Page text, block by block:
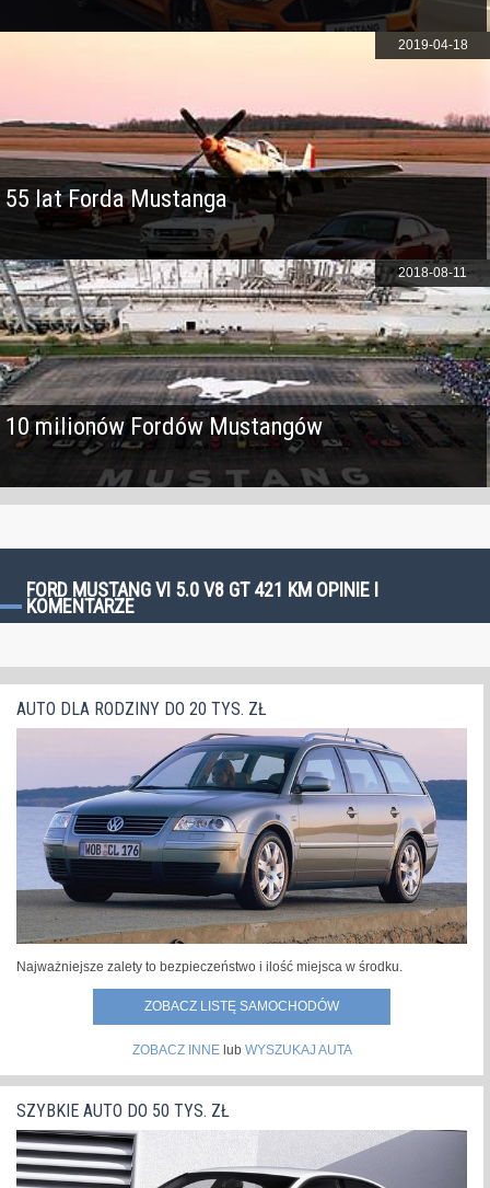
55 lat Forda Mustanga
2019-04-18
10 milionów Fordów Mustangów
2018-08-11
FORD MUSTANG VI 5.0 V8 GT 421 KM OPINIE I
KOMENTARZE
AUTO DLA RODZINY DO 20 TYS. ZŁ
Najważniejsze zalety to bezpieczeństwo i ilość miejsca w środku.
ZOBACZ LISTĘ SAMOCHODÓW
ZOBACZ INNElub WYSZUKAJ AUTA
SZYBKIE AUTO DO 50 TYS. ZŁ